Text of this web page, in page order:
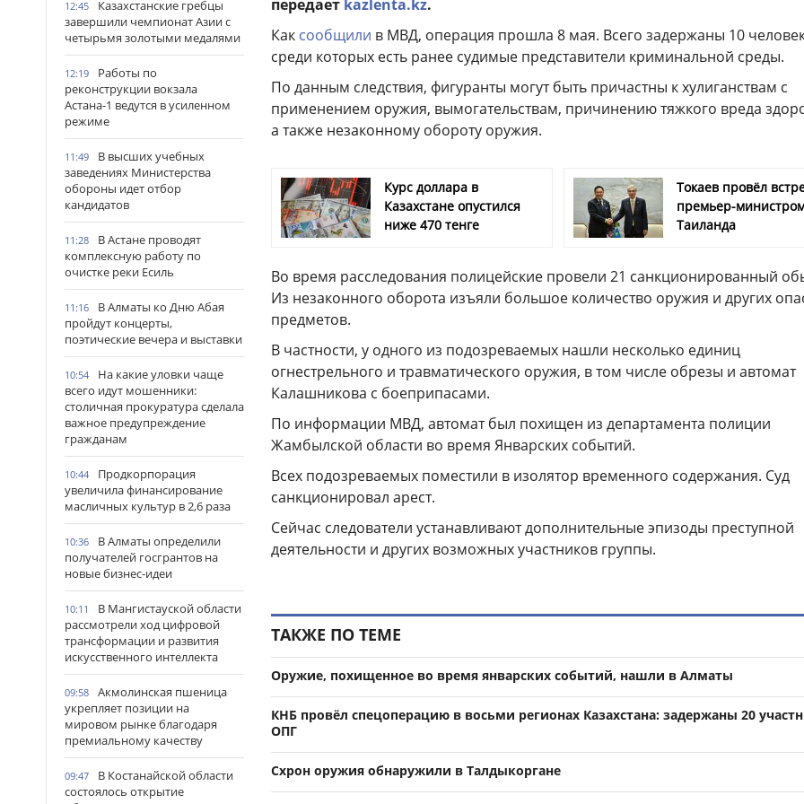
12:45
Казахстанские гребцы
завершили чемпионат Азии с
четырьмя золотыми медалями
12:19
Работы по
реконструкции вокзала
Астана-1 ведутся в усиленном
режиме
11:49
В высших учебных
заведениях Министерства
обороны идет отбор
кандидатов
11:28
В Астане проводят
комплексную работу по
очистке реки Есиль
11:16
В Алматы ко Дню Абая
пройдут концерты,
поэтические вечера и выставки
10:54
На какие уловки чаще
всего идут мошенники:
столичная прокуратура сделала
важное предупреждение
гражданам
10:44
Продкорпорация
увеличила финансирование
масличных культур в 2,6 раза
10:36
В Алматы определили
получателей госгрантов на
новые бизнес-идеи
10:11
В Мангистауской области
рассмотрели ход цифровой
трансформации и развития
искусственного интеллекта
09:58
Акмолинская пшеница
укрепляет позиции на
мировом рынке благодаря
премиальному качеству
09:47
В Костанайской области
состоялось открытие
передает kazlenta.kz.
Как сообщили в МВД, операция прошла 8 мая. Всего задержаны 10
среди которых есть ранее судимые представители криминальной среды.
По данным следствия, фигуранты могут быть причастны к хулиганствам с
применением оружия, вымогательствам, причинению тяжкого вреда
а также незаконному обороту оружия.
Курс доллара в
Казахстане опустился
ниже 470 тенге
Токаев провёл
премьер-
Таиланда
Во время расследования полицейские провели 21 санкционированный
Из незаконного оборота изъяли большое количество оружия и других
предметов.
В частности, у одного из подозреваемых нашли несколько единиц
огнестрельного и травматического оружия, в том числе обрезы и автомат
Калашникова с боеприпасами.
По информации МВД, автомат был похищен из департамента полиции
Жамбылской области во время Январских событий.
Всех подозреваемых поместили в изолятор временного содержания. Суд
санкционировал арест.
Сейчас следователи устанавливают дополнительные эпизоды преступной
деятельности и других возможных участников группы.
ТАКЖЕ ПО ТЕМЕ
Оружие, похищенное во время январских событий, нашли в Алматы
КНБ провёл спецоперацию в восьми регионах Казахстана: задержаны 20
ОПГ
Схрон оружия обнаружили в Талдыкоргане